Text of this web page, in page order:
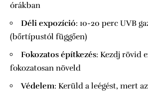
órákban
Déli expozíció: 10-20 perc UVB
(bőrtípustól függően)
Fokozatos építkezés: Kezdj rövid
fokozatosan növeld
Védelem: Kerüld a leégést, mert